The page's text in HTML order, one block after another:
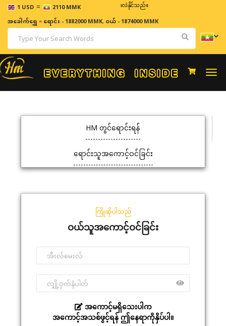
1 USD = 2110 MMK
ဈေးနှုန်းများသည် အချိန်နှင့် အမျှပြောင်းလဲနိုင်သည်။
အခေါက်ရွှေ=ရောင်း - 1882000 MMK, ဝယ် - 1874000 MMK
HM တွင်ရောင်းရန်
ရောင်းသူအကောင့်ဝင်ခြင်း
ကြိုဆိုပါသည်
ဝယ်သူအကောင့်ဝင်ခြင်း
အကောင့်မရှိသေးပါက
အကောင့်အသစ်ဖွင့်ရန် ဤနေရာကိုနှိပ်ပါ။